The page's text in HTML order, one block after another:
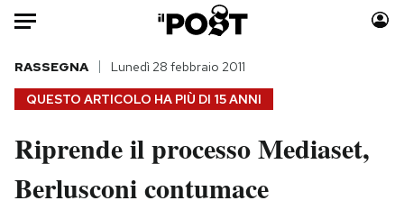
Auto
HOME
Italia
Politica
Moda
Consumismi
QUESTO ARTICOLO HA PIÙ DI 15 ANNI
RASSEGNA Lunedì 28 febbraio 2011
Riprende il processo Mediaset,
Berlusconi contumace